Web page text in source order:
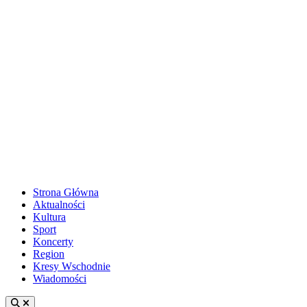
Strona Główna
Aktualności
Kultura
Sport
Koncerty
Region
Kresy Wschodnie
Wiadomości